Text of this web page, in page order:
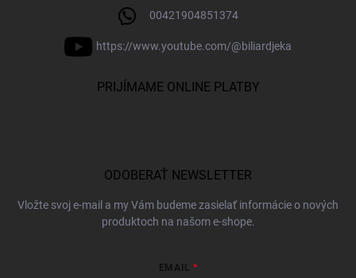
00421904851374
https://www.youtube.com/@biliardjeka
PRIJÍMAME ONLINE PLATBY
ODOBERAŤ NEWSLETTER
Vložte svoj e-mail a my Vám budeme zasielať informácie o nových
produktoch na našom e-shope.
EMAIL